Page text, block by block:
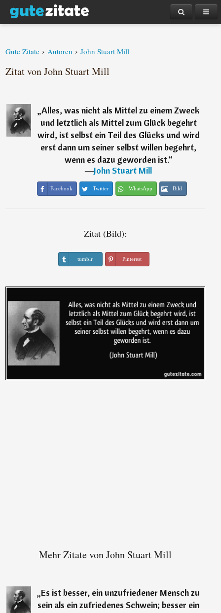
Gute Zitate › Autoren › John Stuart Mill
Zitat von John Stuart Mill
„Alles, was nicht als Mittel zu einem Zweck
und letztlich als Mittel zum Glück begehrt
wird, ist selbst ein Teil des Glücks und wird
erst dann um seiner selbst willen begehrt,
wenn es dazu geworden ist.“
―John Stuart Mill
Facebook Twitter WhatsApp Bild
Zitat (Bild):
tumblr Pinterest
Mehr Zitate von John Stuart Mill
„Es ist besser, ein unzufriedener Mensch zu
sein als ein zufriedenes Schwein; besser ein